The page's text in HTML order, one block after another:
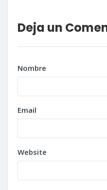
Deja un
Nombre
Email
Website